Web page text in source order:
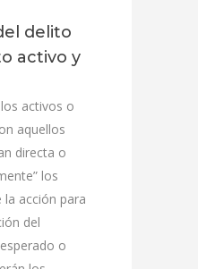
delito
activo y
activos o
aquellos
directa o
los
la acción para
del
o